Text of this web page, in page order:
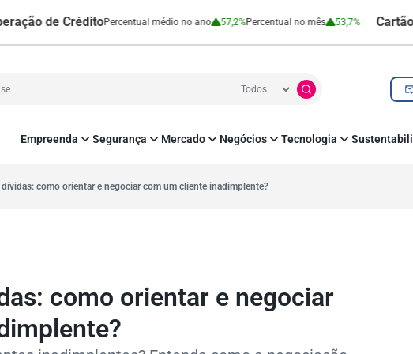
de CréditoPercentual médio no ano 57,2%Percentual no mês 53,7% Cartão de
Empreenda Segurança
Proteção de Dados
Mercado
Open Finance
Negócios
RH
Tecnologia
dívidas: como orientar e negociar com um cliente inadimplente?
como orientar e negociar